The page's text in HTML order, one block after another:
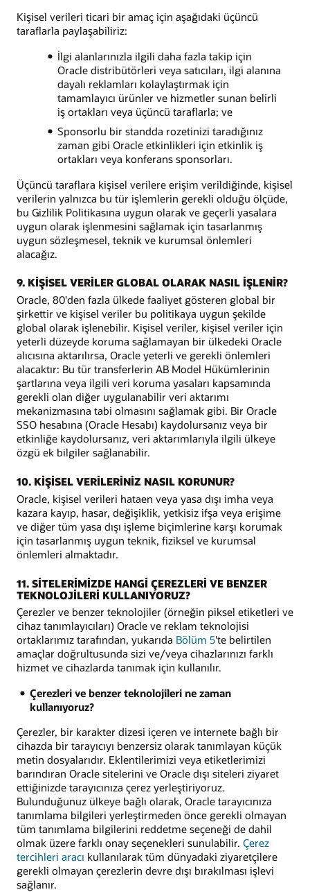
Kişisel verileri ticari bir amaç için aşağıdaki üçüncü
taraflarla paylaşabiliriz:
İlgi alanlarınızla ilgili daha fazla takip için
Oracle distribütörleri veya satıcıları, ilgi alanına
dayalı reklamları kolaylaştırmak için
tamamlayıcı ürünler ve hizmetler sunan belirli
iş ortakları veya üçüncü taraflarla; ve
Sponsorlu bir standda rozetinizi taradığınız
zaman gibi Oracle etkinlikleri için etkinlik iş
ortakları veya konferans sponsorları.
Üçüncü taraflara kişisel verilere erişim verildiğinde, kişisel
verilerin yalnızca bu tür işlemlerin gerekli olduğu ölçüde,
bu Gizlilik Politikasına uygun olarak ve geçerli yasalara
uygun olarak işlenmesini sağlamak için tasarlanmış
uygun sözleşmesel, teknik ve kurumsal önlemleri
alacağız.
9. KİŞİSEL VERİLER GLOBAL OLARAK NASIL İŞLENİR?
Oracle, 80'den fazla ülkede faaliyet gösteren global bir
şirkettir ve kişisel veriler bu politikaya uygun şekilde
global olarak işlenebilir. Kişisel veriler, kişisel veriler için
yeterli düzeyde koruma sağlamayan bir ülkedeki Oracle
alıcısına aktarılırsa, Oracle yeterli ve gerekli önlemleri
alacaktır: Bu tür transferlerin AB Model Hükümlerinin
şartlarına veya ilgili veri koruma yasaları kapsamında
gerekli olan diğer uygulanabilir veri aktarımı
mekanizmasına tabi olmasını sağlamak gibi. Bir Oracle
SSO hesabına (Oracle Hesabı) kaydolursanız veya bir
etkinliğe kaydolursanız, veri aktarımlarıyla ilgili ülkeye
özgü ek bilgiler sağlanabilir.
10. KİŞİSEL VERİLERİNİZ NASIL KORUNUR?
Oracle, kişisel verileri hataen veya yasa dışı imha veya
kazara kayıp, hasar, değişiklik, yetkisiz ifşa veya erişime
ve diğer tüm yasa dışı işleme biçimlerine karşı korumak
için tasarlanmış uygun teknik, fiziksel ve kurumsal
önlemleri almaktadır.
11. SİTELERİMİZDE HANGİ ÇEREZLERİ VE BENZER
TEKNOLOJİLERİ KULLANIYORUZ?
Çerezler ve benzer teknolojiler (örneğin piksel etiketleri ve
cihaz tanımlayıcıları) Oracle ve reklam teknolojisi
ortaklarımız tarafından, yukarıda Bölüm 5'te belirtilen
amaçlar doğrultusunda sizi ve/veya cihazlarınızı farklı
hizmet ve cihazlarda tanımak için kullanılır.
Çerezleri ve benzer teknolojileri ne zaman
kullanıyoruz?
Çerezler, bir karakter dizesi içeren ve internete bağlı bir
cihazda bir tarayıcıyı benzersiz olarak tanımlayan küçük
metin dosyalarıdır. Eklentilerimizi veya etiketlerimizi
barındıran Oracle sitelerini ve Oracle dışı siteleri ziyaret
ettiğinizde tarayıcınıza çerez yerleştiriyoruz.
Bulunduğunuz ülkeye bağlı olarak, Oracle tarayıcınıza
tanımlama bilgileri yerleştirmeden önce gerekli olmayan
tüm tanımlama bilgilerini reddetme seçeneği de dahil
olmak üzere farklı onay seçenekleri sunulabilir. Çerez
tercihleri aracı kullanılarak tüm dünyadaki ziyaretçilere
gerekli olmayan çerezlerin devre dışı bırakılması işlevi
sağlanır.